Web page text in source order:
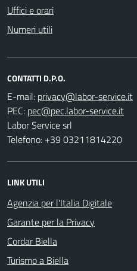
Uffici e orari
Numeri utili
CONTATTI D.P.O.
E-mail:
PEC:
Labor Service srl
Telefono: +39 03211814220
LINK UTILI
Agenzia per l'Italia Digitale
Garante per la Privacy
Cordar Biella
Turismo a Biella